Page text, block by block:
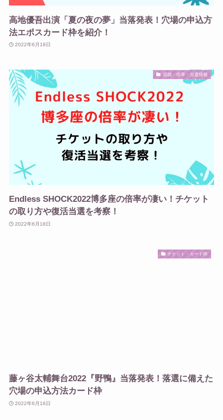
高地優吾出演「夏の夜の夢」当落発表！穴場の申込方
法エポスカード枠を紹介！
2022年6月18日
混雑・倍率・当選情報
Endless SHOCK2022博多座の倍率が凄い！チケット
の取り方や復活当選を考察！
2022年6月18日
チケット・カード枠
藤ヶ谷太輔舞台2022『野鴨』当落発表！落選に備えた
穴場の申込方法カード枠
2022年6月16日